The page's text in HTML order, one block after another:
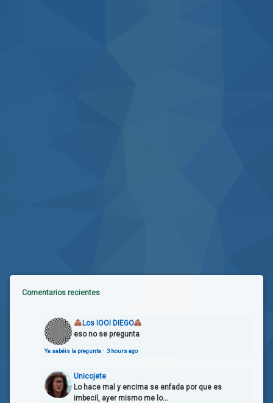
Comentarios recientes
Los IOOI DIEGO
eso no se pregunta
Ya sabéis la pregunta· 3 hours ago
Unicojete
Lo hace mal y encima se enfada por que es
imbecil, ayer mismo me lo...